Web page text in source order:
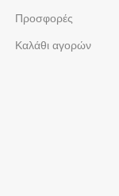
Προσφορές
Καλάθι αγορών